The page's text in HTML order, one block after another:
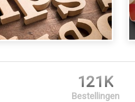
121K
Bestellingen